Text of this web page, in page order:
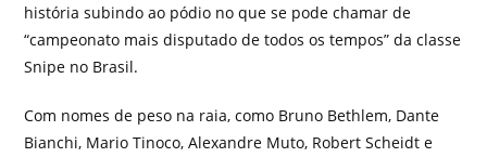
história subindo ao pódio no que se pode chamar de
“campeonato mais disputado de todos os tempos” da classe
Snipe no Brasil.
Com nomes de peso na raia, como Bruno Bethlem, Dante
Bianchi, Mario Tinoco, Alexandre Muto, Robert Scheidt e